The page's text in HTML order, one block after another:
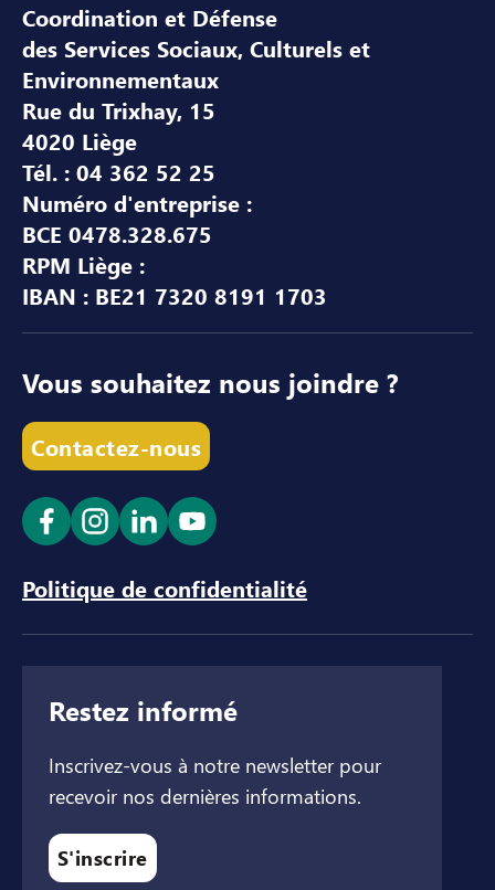
Coordination et Défense
des Services Sociaux, Culturels et
Environnementaux
Rue du Trixhay, 15
4020 Liège
Tél. : 04 362 52 25
Numéro d'entreprise :
BCE 0478.328.675
RPM Liège :
IBAN : BE21 7320 8191 1703
Vous souhaitez nous joindre ?
Contactez-nous
Ouvrir le lien dans un nouvel onglet
Ouvrir le lien dans un nouvel onglet
Ouvrir le lien dans un nouvel
Ouvrir le lien dans un
Politique de confidentialité
Restez informé
Inscrivez-vous à notre newsletter pour
recevoir nos dernières informations.
S'inscrire